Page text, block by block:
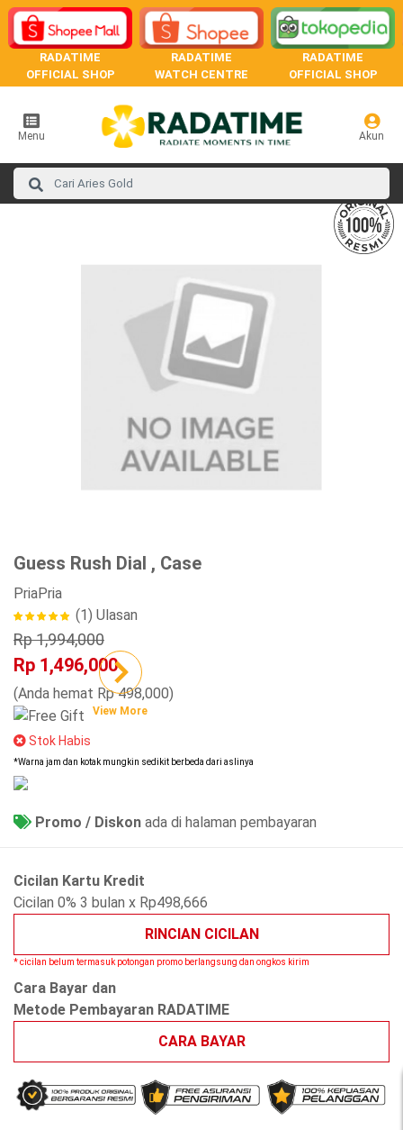
RADATIME
OFFICIAL SHOP
RADATIME
WATCH CENTRE
RADATIME
OFFICIAL SHOP
Menu Akun
Guess Rush Dial , Case
PriaPria
(1) Ulasan
Rp 1,994,000
Rp 1,496,000
(Anda hemat Rp 498,000)
Stok Habis
*Warna jam dan kotak mungkin sedikit berbeda dari aslinya
Promo / Diskon ada di halaman pembayaran
Cicilan Kartu Kredit
Cicilan 0% 3 bulan x Rp498,666
RINCIAN CICILAN
* cicilan belum termasuk potongan promo berlangsung dan ongkos kirim
Cara Bayar dan
Metode Pembayaran RADATIME
CARA BAYAR
View More